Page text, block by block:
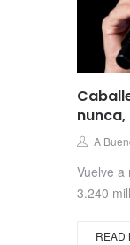
Author
A
Vuelve a
3.240
READ